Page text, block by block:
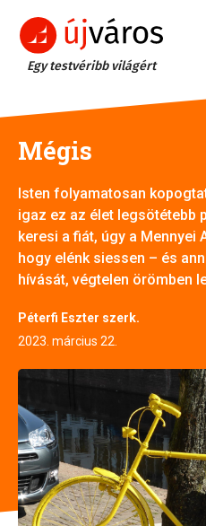
Egy testvéribb világért
Mégis
Isten folyamatosan
igaz ez az élet legsötétebb
keresi a fiát, úgy a Mennyei
hogy elénk siessen – és
hívását, végtelen örömben
Péterfi Eszter szerk.
2023. március 22.